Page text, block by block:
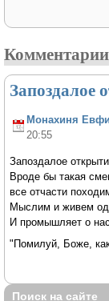
Комментарии
Запоздалое
Монахиня
20:55
Запоздалое
Вроде бы такая
все отчасти
Мыслим и живем
И промышляет о
"Помилуй, Боже,
Поиск на сайте